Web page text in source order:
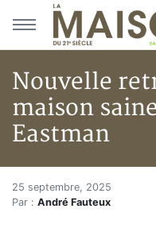
Aller au menu principal
Aller au contenu principal
Nouvelle
maison
Eastman
Accueil
Articles
Nouvelle
25 septembre, 2025
Par : André Fauteux